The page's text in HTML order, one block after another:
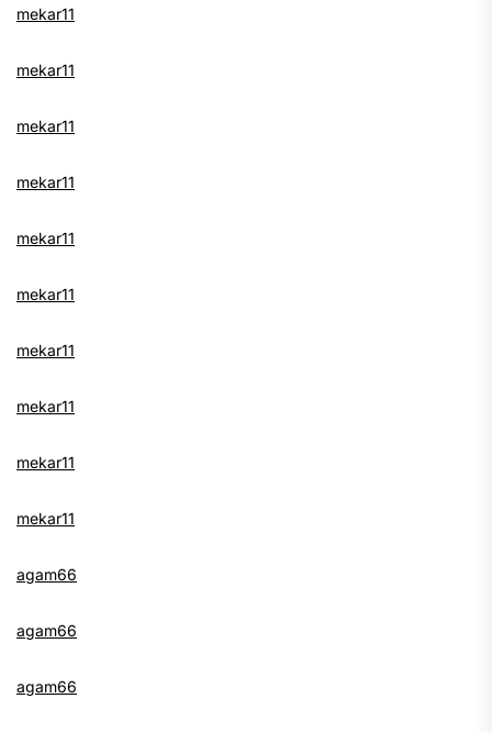
mekar11
mekar11
mekar11
mekar11
mekar11
mekar11
mekar11
mekar11
mekar11
mekar11
agam66
agam66
agam66